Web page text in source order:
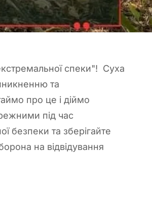
спеки"! Суха
та
про це і діймо
під час
безпеки та зберігайте
на відвідування